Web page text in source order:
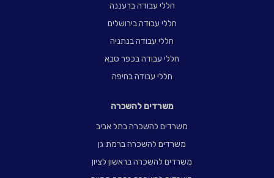
חללי עבודה ברעננה
חללי עבודה בירושלים
חללי עבודה בנתניה
חללי עבודה בכפר סבא
חללי עבודה בחיפה
משרדים להשכרה
משרדים להשכרה בתל אביב
משרדים להשכרה ברמת גן
משרדים להשכרה בראשון לציון